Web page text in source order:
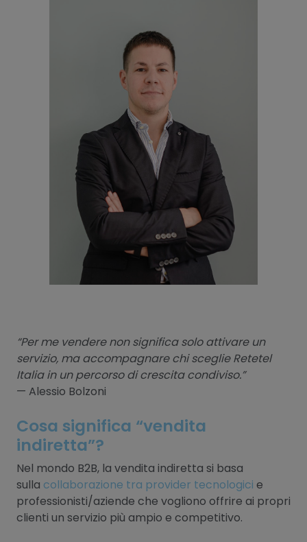
“Per me vendere non significa solo attivare un
servizio, ma accompagnare chi sceglie Retetel
Italia in un percorso di crescita condiviso.”
— Alessio Bolzoni
Cosa significa “vendita
indiretta”?
Nel mondo B2B, la vendita indiretta si basa
sulla collaborazione tra provider tecnologici e
professionisti/aziende che vogliono offrire ai propri
clienti un servizio più ampio e competitivo.